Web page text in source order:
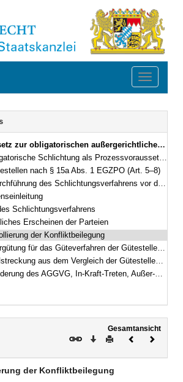
Toggle
Streitschlichtung in Zivilsachen (Bayerisches Schlichtungsgesetz – BaySchlG) Vom 25. April 2000 (GVBl. S. 268) BayRS 300-1-5-J (Art. 1–22)
Schlichtung als Prozessvoraussetzung (Art. 1–4)
nach § 15a Abs. 1 EGZPO (Art. 5–8)
vor dem Schlichter der Gütestelle nach Abschnitt II (Art. 9–12)
Schlichtungsverfahrens
Erscheinen der Parteien
der Konfliktbeilegung
der Gütestellen nach Abschnitt II und deren Vollstreckung (Art. 13–17)
dem Vergleich der Gütestellen und Klauselerteilung (Art. 18–19)
In-Kraft-Treten, Außer-Kraft-Treten und Übergangsvorschriften (Art. 20–22)
Gesamtansicht
Download
DruckenVorheriges
der Konfliktbeilegung